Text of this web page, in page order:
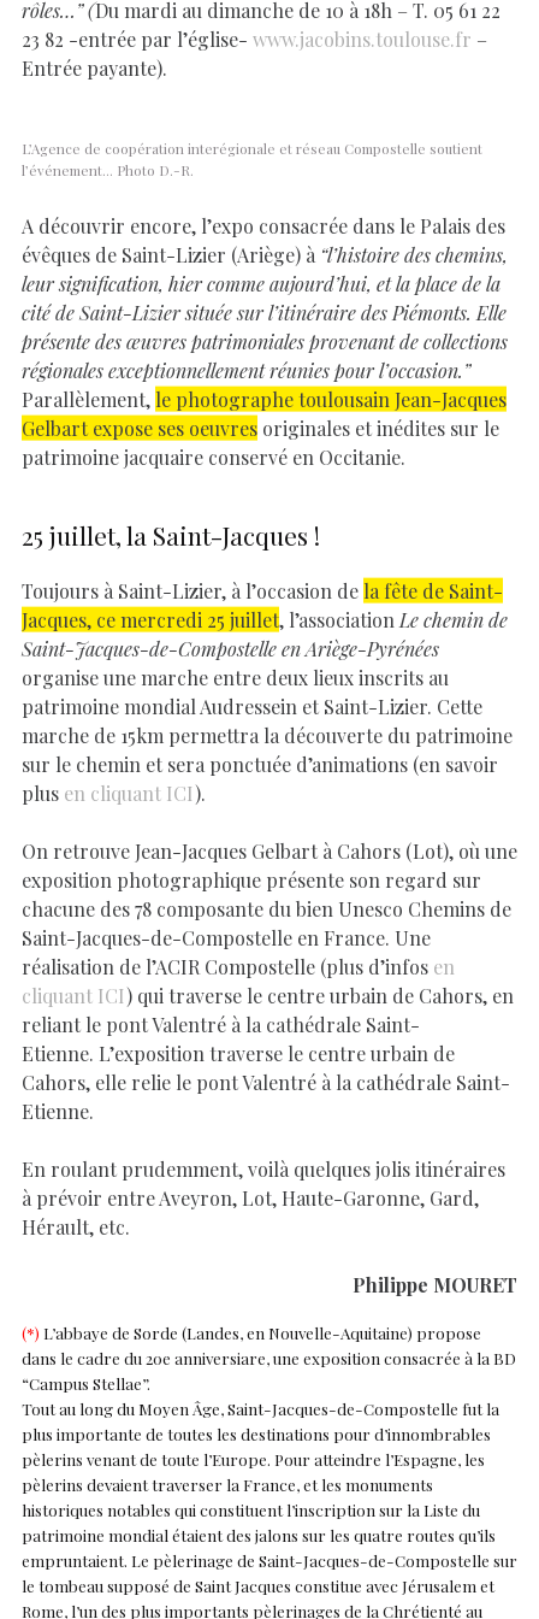
rôles…” (Du mardi au dimanche de 10 à 18h – T. 05 61 22
23 82 -entrée par l’église- www.jacobins.toulouse.fr –
Entrée payante).
L’Agence de coopération interégionale et réseau Compostelle soutient
l’événement… Photo D.-R.
A découvrir encore, l’expo consacrée dans le Palais des
évêques de Saint-Lizier (Ariège) à “l’histoire des chemins,
leur signification, hier comme aujourd’hui, et la place de la
cité de Saint-Lizier située sur l’itinéraire des Piémonts. Elle
présente des œuvres patrimoniales provenant de collections
régionales exceptionnellement réunies pour l’occasion.”
Parallèlement, le photographe toulousain Jean-Jacques
Gelbart expose ses oeuvres originales et inédites sur le
patrimoine jacquaire conservé en Occitanie.
25 juillet, la Saint-Jacques !
Toujours à Saint-Lizier, à l’occasion de la fête de Saint-
Jacques, ce mercredi 25 juillet, l’association Le chemin de
Saint-Jacques-de-Compostelle en Ariège-Pyrénées
organise une marche entre deux lieux inscrits au
patrimoine mondial Audressein et Saint-Lizier. Cette
marche de 15km permettra la découverte du patrimoine
sur le chemin et sera ponctuée d’animations (en savoir
plus en cliquant ICI).
On retrouve Jean-Jacques Gelbart à Cahors (Lot), où une
exposition photographique présente son regard sur
chacune des 78 composante du bien Unesco Chemins de
Saint-Jacques-de-Compostelle en France. Une
réalisation de l’ACIR Compostelle (plus d’infos en
cliquant ICI) qui traverse le centre urbain de Cahors, en
reliant le pont Valentré à la cathédrale Saint-
Etienne. L’exposition traverse le centre urbain de
Cahors, elle relie le pont Valentré à la cathédrale Saint-
Etienne.
En roulant prudemment, voilà quelques jolis itinéraires
à prévoir entre Aveyron, Lot, Haute-Garonne, Gard,
Hérault, etc.
Philippe MOURET
(*) L’abbaye de Sorde (Landes, en Nouvelle-Aquitaine) propose
dans le cadre du 20e anniversiare, une exposition consacrée à la BD
“Campus Stellae”.
Tout au long du Moyen Âge, Saint-Jacques-de-Compostelle fut la
plus importante de toutes les destinations pour d’innombrables
pèlerins venant de toute l’Europe. Pour atteindre l’Espagne, les
pèlerins devaient traverser la France, et les monuments
historiques notables qui constituent l’inscription sur la Liste du
patrimoine mondial étaient des jalons sur les quatre routes qu’ils
empruntaient. Le pèlerinage de Saint-Jacques-de-Compostelle sur
le tombeau supposé de Saint Jacques constitue avec Jérusalem et
Rome, l’un des plus importants pèlerinages de la Chrétienté au